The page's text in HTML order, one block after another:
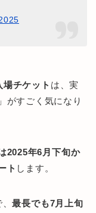
場チケット は、実
がすごく気になり
2025年6月下旬か
ト します。
、最長でも7月上旬